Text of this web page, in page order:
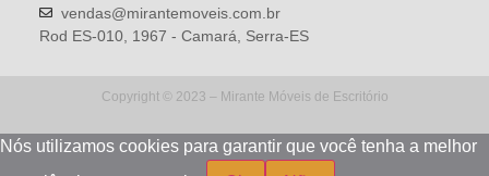
vendas@mirantemoveis.com.br
Rod ES-010, 1967 - Camará, Serra-ES
Copyright © 2023 – Mirante Móveis de Escritório
Nós utilizamos cookies para garantir que você tenha a melhor